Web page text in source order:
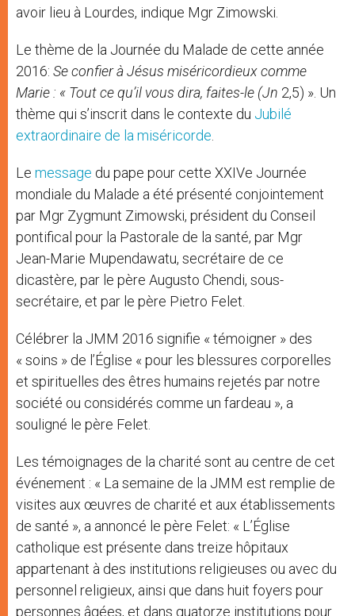
avoir lieu à Lourdes, indique Mgr Zimowski.
Le thème de la Journée du Malade de cette année
2016: Se confier à Jésus miséricordieux comme
Marie : « Tout ce qu’il vous dira, faites-le (Jn 2,5) ». Un
thème qui s’inscrit dans le contexte du Jubilé
extraordinaire de la miséricorde
Le message du pape pour cette XXIVe Journée
mondiale du Malade a été présenté conjointement
par Mgr Zygmunt Zimowski, président du Conseil
pontifical pour la Pastorale de la santé, par Mgr
Jean-Marie Mupendawatu, secrétaire de ce
dicastère, par le père Augusto Chendi, sous-
secrétaire, et par le père Pietro Felet.
Célébrer la JMM 2016 signifie « témoigner » des
« soins » de l’Église « pour les blessures corporelles
et spirituelles des êtres humains rejetés par notre
société ou considérés comme un fardeau », a
souligné le père Felet.
Les témoignages de la charité sont au centre de cet
événement : « La semaine de la JMM est remplie de
visites aux œuvres de charité et aux établissements
de santé », a annoncé le père Felet: « L’Église
catholique est présente dans treize hôpitaux
appartenant à des institutions religieuses ou avec du
personnel religieux, ainsi que dans huit foyers pour
personnes âgées, et dans quatorze institutions pour